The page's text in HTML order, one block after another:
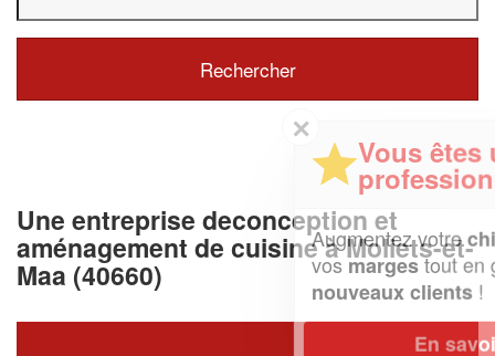
Une entreprise deconception et
aménagement de cuisine à Moliets-et-
Maa (40660)
Vous êtes un
professionnel ?
Augmentez votrechiffre d'affaireset
vosmargestout en gagnant de
nouveaux clients